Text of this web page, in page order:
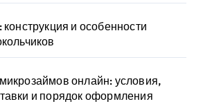
и особенности
онлайн: условия,
и порядок оформления